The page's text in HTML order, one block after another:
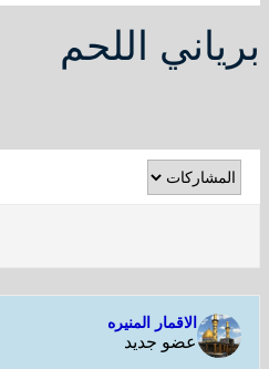
برياني اللحم
الاقمار المنيره
عضو جديد